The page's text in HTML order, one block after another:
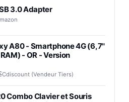
3.0 Adapter
A80 - Smartphone 4G (6,7''
- OR - Version
Cdiscount (Vendeur Tiers)
Combo Clavier et Souris